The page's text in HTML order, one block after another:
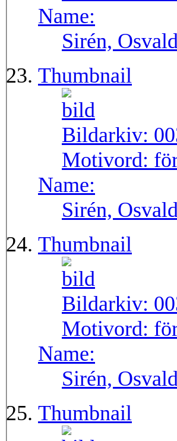
Name:
Sirén,
Thumbnail
Bildarkiv:
Motivord:
Name:
Sirén,
Thumbnail
Bildarkiv:
Motivord:
Name:
Sirén,
Thumbnail